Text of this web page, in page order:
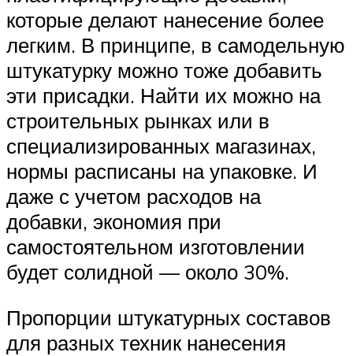
которые делают нанесение более
легким. В принципе, в самодельную
штукатурку можно тоже добавить
эти присадки. Найти их можно на
строительных рынках или в
специализированных магазинах,
нормы расписаны на упаковке. И
даже с учетом расходов на
добавки, экономия при
самостоятельном изготовлении
будет солидной — около 30%.
Пропорции штукатурных составов
для разных техник нанесения